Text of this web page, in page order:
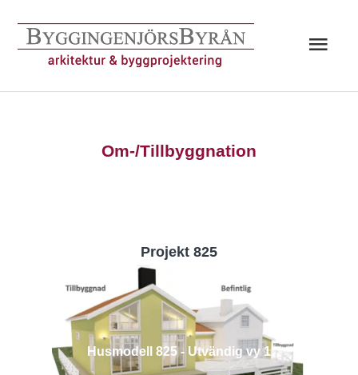
innehåll
Om-/Tillbyggnation
Projekt 825
Husmodell 825 - Utvändig vy 1